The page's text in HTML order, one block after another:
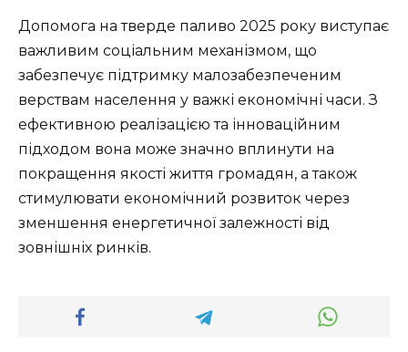
Допомога на тверде паливо 2025 року виступає
важливим соціальним механізмом, що
забезпечує підтримку малозабезпеченим
верствам населення у важкі економічні часи. З
ефективною реалізацією та інноваційним
підходом вона може значно вплинути на
покращення якості життя громадян, а також
стимулювати економічний розвиток через
зменшення енергетичної залежності від
зовнішніх ринків.